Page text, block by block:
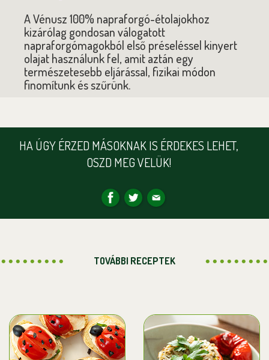
A Vénusz 100% napraforgó-étolajokhoz
kizárólag gondosan válogatott
napraforgómagokból első préseléssel kinyert
olajat használunk fel, amit aztán egy
természetesebb eljárással, fizikai módon
finomítunk és szűrünk.
HA ÚGY ÉRZED MÁSOKNAK IS ÉRDEKES LEHET,
OSZD MEG VELÜK!
TOVÁBBI RECEPTEK